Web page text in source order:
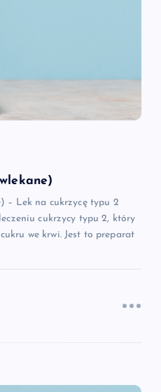
– Lek na cukrzycę typu 2
cukrzycy typu 2, który
we krwi. Jest to preparat